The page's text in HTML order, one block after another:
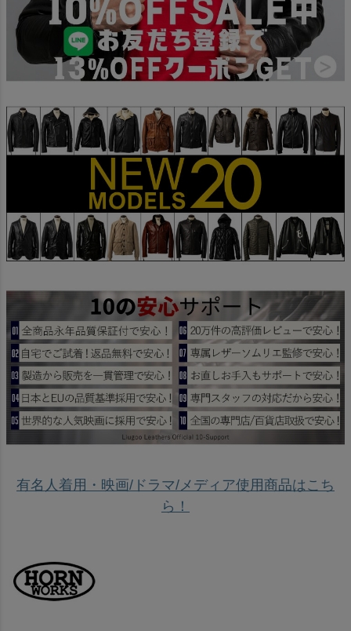
有名人着用・映画/ドラマ/メディア使用商品はこち
ら！